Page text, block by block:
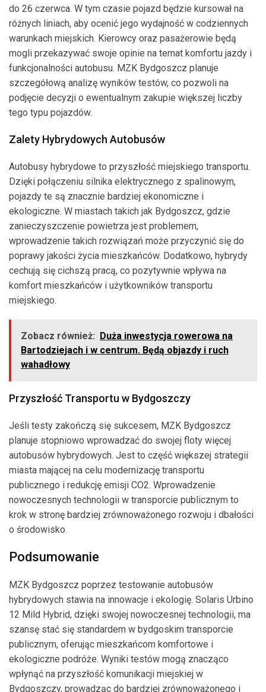
do 26 czerwca. W tym czasie pojazd będzie kursował na
różnych liniach, aby ocenić jego wydajność w codziennych
warunkach miejskich. Kierowcy oraz pasażerowie będą
mogli przekazywać swoje opinie na temat komfortu jazdy i
funkcjonalności autobusu. MZK Bydgoszcz planuje
szczegółową analizę wyników testów, co pozwoli na
podjęcie decyzji o ewentualnym zakupie większej liczby
tego typu pojazdów.
Zalety Hybrydowych Autobusów
Autobusy hybrydowe to przyszłość miejskiego transportu.
Dzięki połączeniu silnika elektrycznego z spalinowym,
pojazdy te są znacznie bardziej ekonomiczne i
ekologiczne. W miastach takich jak Bydgoszcz, gdzie
zanieczyszczenie powietrza jest problemem,
wprowadzenie takich rozwiązań może przyczynić się do
poprawy jakości życia mieszkańców. Dodatkowo, hybrydy
cechują się cichszą pracą, co pozytywnie wpływa na
komfort mieszkańców i użytkowników transportu
miejskiego.
Zobacz również: Duża inwestycja rowerowa na
Bartodziejach i w centrum. Będą objazdy i ruch
wahadłowy
Przyszłość Transportu w Bydgoszczy
Jeśli testy zakończą się sukcesem, MZK Bydgoszcz
planuje stopniowo wprowadzać do swojej floty więcej
autobusów hybrydowych. Jest to część większej strategii
miasta mającej na celu modernizację transportu
publicznego i redukcję emisji CO2. Wprowadzenie
nowoczesnych technologii w transporcie publicznym to
krok w stronę bardziej zrównoważonego rozwoju i dbałości
o środowisko.
Podsumowanie
MZK Bydgoszcz poprzez testowanie autobusów
hybrydowych stawia na innowacje i ekologię. Solaris Urbino
12 Mild Hybrid, dzięki swojej nowoczesnej technologii, ma
szansę stać się standardem w bydgoskim transporcie
publicznym, oferując mieszkańcom komfortowe i
ekologiczne podróże. Wyniki testów mogą znacząco
wpłynąć na przyszłość komunikacji miejskiej w
Bydgoszczy, prowadząc do bardziej zrównoważonego i